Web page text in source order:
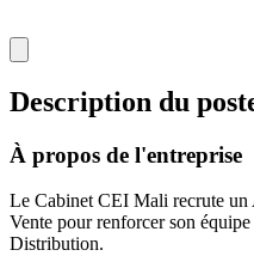
Description du
À propos de l'entreprise
Le Cabinet CEI Mali recrute un
Vente pour renforcer son
Distribution.